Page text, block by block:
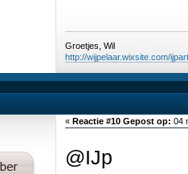
Groetjes, Wil
http://wijpelaar.wixsite.com/
«Reactie #10 Gepost op: 04
@IJp